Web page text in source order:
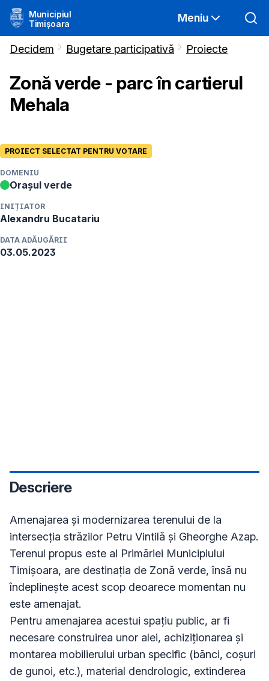
Municipiul
Timișoara
Meniu
Decidem Bugetare participativă Proiecte
Zonă verde - parc în cartierul
Mehala
PROIECT SELECTAT PENTRU VOTARE
DOMENIU
Orașul verde
INIȚIATOR
Alexandru Bucatariu
DATA ADĂUGĂRII
03.05.2023
Descriere
Amenajarea și modernizarea terenului de la
intersecția străzilor Petru Vintilă și Gheorghe Azap.
Terenul propus este al Primăriei Municipiului
Timișoara, are destinația de Zonă verde, însă nu
îndeplinește acest scop deoarece momentan nu
este amenajat.
Pentru amenajarea acestui spațiu public, ar fi
necesare construirea unor alei, achiziționarea și
montarea mobilierului urban specific (bănci, coșuri
de gunoi, etc.), material dendrologic, extinderea